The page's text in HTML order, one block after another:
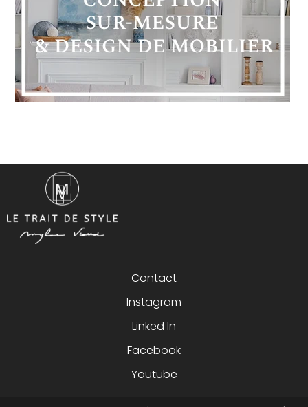
Contact
Instagram
Linked In
Facebook
Youtube